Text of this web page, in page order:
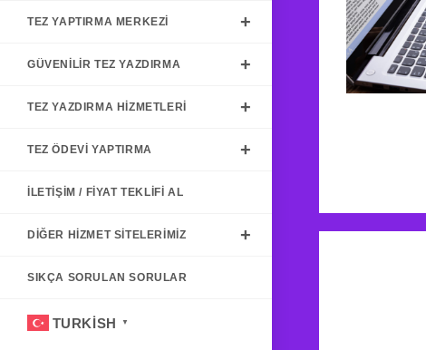
TEZ YAPTIRMA MERKEZI
GÜVENILIR TEZ YAZDIRMA
TEZ YAZDIRMA HIZMETLERI
TEZ ÖDEVI YAPTIRMA
İLETIŞIM / FIYAT TEKLIFI AL
DIĞER HIZMET SITELERIMIZ
SIKÇA SORULAN SORULAR
TURKISH ▼